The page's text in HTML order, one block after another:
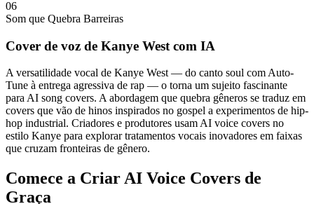
06
Som que Quebra Barreiras
Cover de voz de Kanye West com IA
A versatilidade vocal de Kanye West — do canto soul com Auto-
Tune à entrega agressiva de rap — o torna um sujeito fascinante
para AI song covers. A abordagem que quebra gêneros se traduz em
covers que vão de hinos inspirados no gospel a experimentos de hip-
hop industrial. Criadores e produtores usam AI voice covers no
estilo Kanye para explorar tratamentos vocais inovadores em faixas
que cruzam fronteiras de gênero.
Comece a Criar AI Voice Covers de
Graça